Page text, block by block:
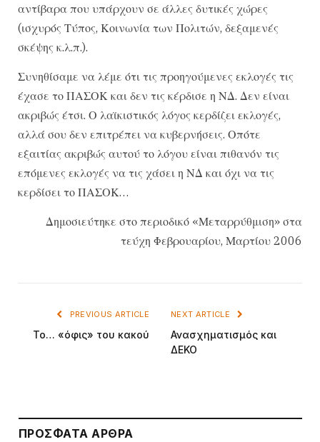
αντίβαρα που υπάρχουν σε άλλες δυτικές χώρες
(ισχυρός Τύπος, Κοινωνία των Πολιτών, δεξαμενές
σκέψης κ.λ.π.).
Συνηθίσαμε να λέμε ότι τις προηγούμενες εκλογές τις
έχασε το ΠΑΣΟΚ και δεν τις κέρδισε η ΝΔ. Δεν είναι
ακριβώς έτσι. Ο λαϊκιστικός λόγος κερδίζει εκλογές,
αλλά σου δεν επιτρέπει να κυβερνήσεις. Οπότε
εξαιτίας ακριβώς αυτού το λόγου είναι πιθανόν τις
επόμενες εκλογές να τις χάσει η ΝΔ και όχι να τις
κερδίσει το ΠΑΣΟΚ…
Δημοσιεύτηκε στο περιοδικό «Μεταρρύθμιση» στα
τεύχη Φεβρουαρίου, Μαρτίου 2006
PREVIOUS ARTICLE
Το… «όφις» του κακού
NEXT ARTICLE
Ανασχηματισμός και
ΔΕΚΟ
ΠΡΌΣΦΑΤΑ ΆΡΘΡΑ